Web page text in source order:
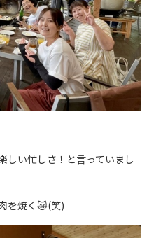
しい忙しさ！と言っていまし
を焼く😿(笑)